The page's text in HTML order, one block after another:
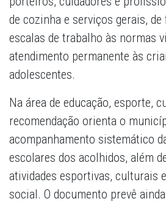
de cozinha e serviços gerais, de
escalas de trabalho às normas
atendimento permanente às
adolescentes.
Na área de educação, esporte,
recomendação orienta o
acompanhamento sistemático
escolares dos acolhidos, além
atividades esportivas, culturais
social. O documento prevê